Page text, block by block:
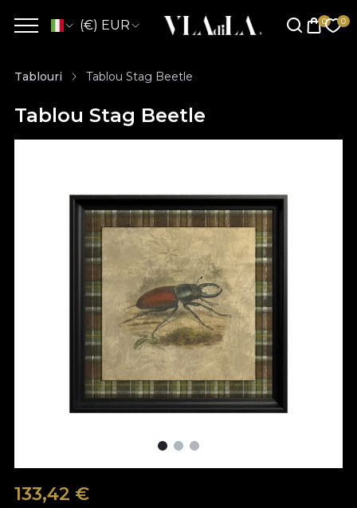
(€) EUR
Tablouri Tablou Stag Beetle
Tablou Stag Beetle
133,42 €